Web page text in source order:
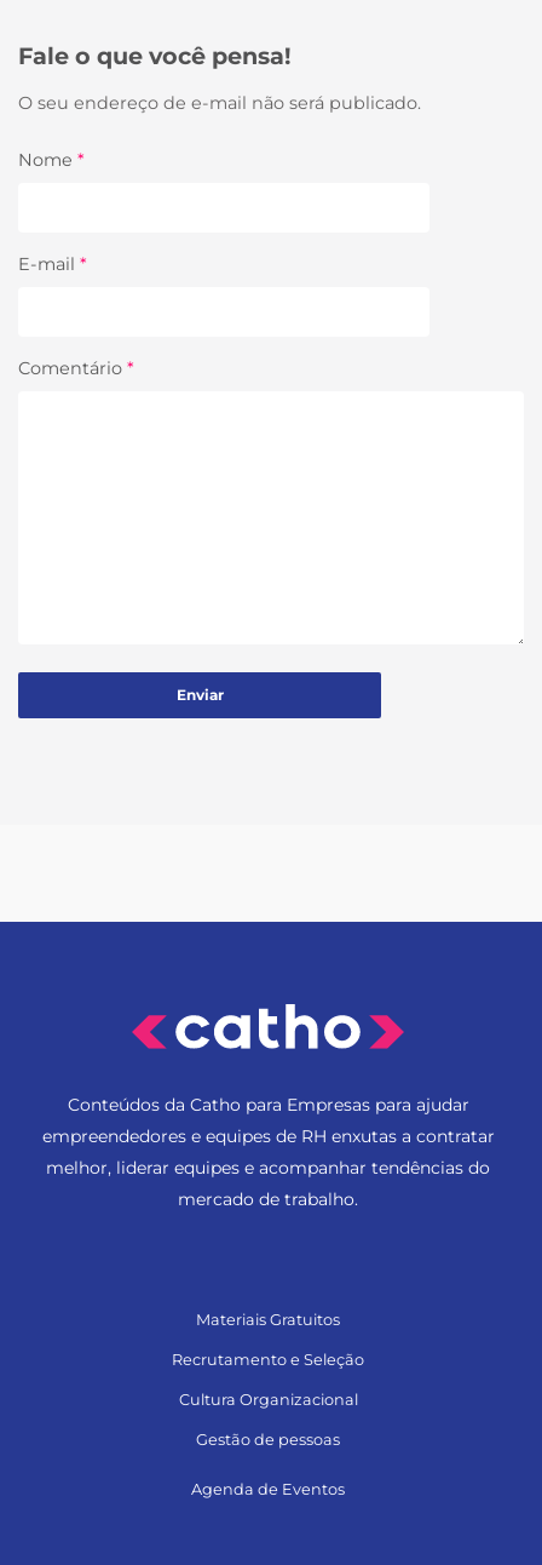
Fale o que você pensa!
O seu endereço de e-mail não será publicado.
Nome *
E-mail *
Comentário *
Conteúdos da Catho para Empresas para ajudar
empreendedores e equipes de RH enxutas a contratar
melhor, liderar equipes e acompanhar tendências do
mercado de trabalho.
Materiais Gratuitos
Recrutamento e Seleção
Cultura Organizacional
Gestão de pessoas
Agenda de Eventos